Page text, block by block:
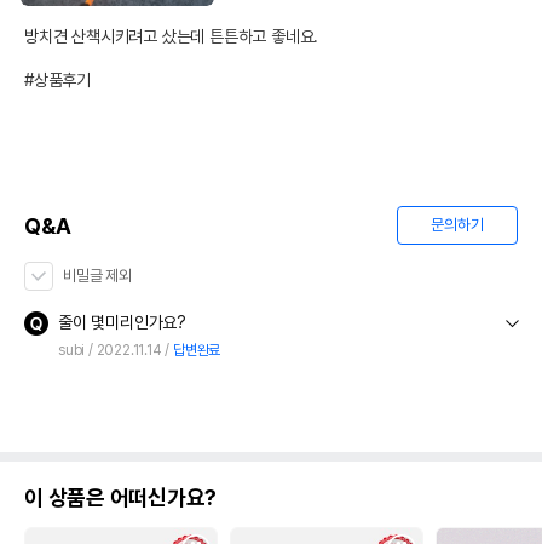
방치견 산책시키려고 샀는데 튼튼하고 좋네요.
#상품후기
Q&A 문의하기
비밀글 제외
줄이 몇미리인가요?
subi 2022.11.14 답변완료
이 상품은 어떠신가요?